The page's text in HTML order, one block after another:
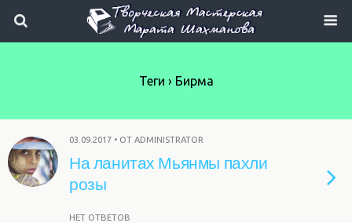
Теги › Бирма
03.09.2017 • ОТ ADMINISTRATOR
На ланитах Мьянмы пахли
розы
НЕТ ОТВЕТОВ